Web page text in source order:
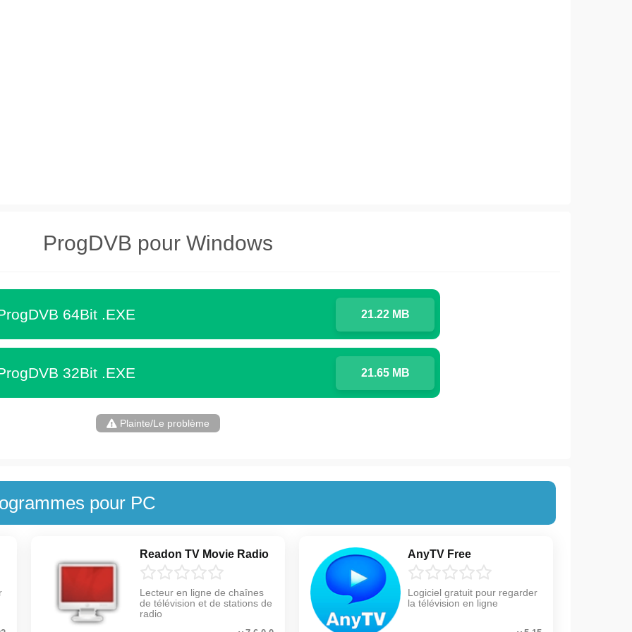
ProgDVB pour Windows
64Bit .EXE 21.22 MB
32Bit .EXE 21.65 MB
Plainte/Le problème
pour PC
Readon TV Movie Radio
Lecteur en ligne de chaînes
de télévision et de stations de
radio
AnyTV Free
Logiciel gratuit pour regarder
la télévision en ligne